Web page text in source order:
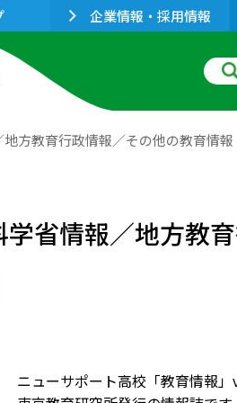
企業情報・採用情報
方教育行政情報／その他の教育情報
省情報／地方教
ニューサポート高校「教育情報